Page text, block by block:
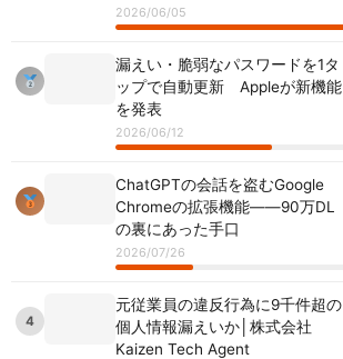
2026/06/05
漏えい・脆弱なパスワードを1タ
ップで自動更新 Appleが新機能
を発表
2026/06/12
ChatGPTの会話を盗むGoogle
Chromeの拡張機能――90万DL
の裏にあった手口
2026/07/26
4
元従業員の違反行為に9千件超の
個人情報漏えいか│株式会社
Kaizen Tech Agent